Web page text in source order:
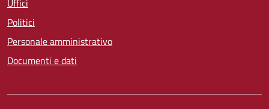
Uffici
Politici
Personale amministrativo
Documenti e dati